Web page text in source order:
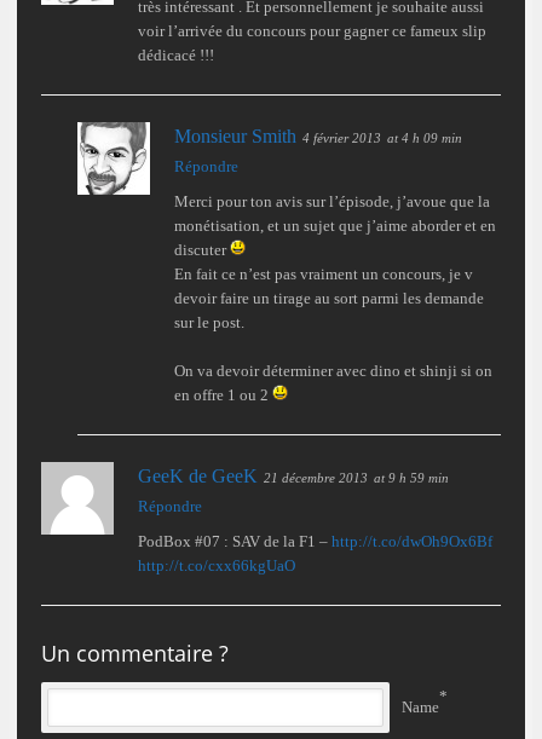
très intéressant . Et personnellement je souhaite aussi
voir l’arrivée du concours pour gagner ce fameux slip
dédicacé !!!
Monsieur Smith 4 février 2013 at 4 h 09 min
Répondre
Merci pour ton avis sur l’épisode, j’avoue que la
monétisation, et un sujet que j’aime aborder et en
discuter
En fait ce n’est pas vraiment un concours, je v
devoir faire un tirage au sort parmi les demande
sur le post.
On va devoir déterminer avec dino et shinji si on
en offre 1 ou 2
GeeK de GeeK 21 décembre 2013 at 9 h 59 min
Répondre
PodBox #07 : SAV de la F1 – http://t.co/dwOh9Ox6Bf
http://t.co/cxx66kgUaO
Un commentaire ?
Name
*